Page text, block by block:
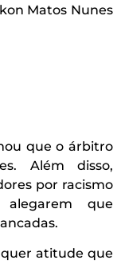
Matos Nunes
que o árbitro
Além disso,
por racismo
que
atitude que